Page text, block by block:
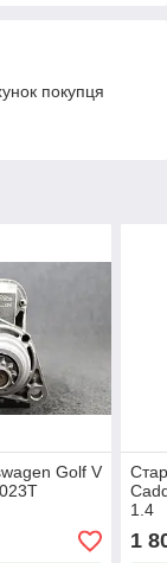
покупця
Golf V
1.4
1